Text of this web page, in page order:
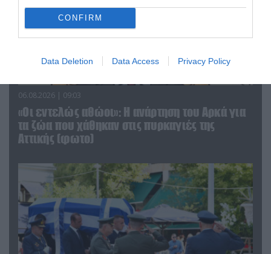
CONFIRM
Data Deletion Data Access Privacy Policy
06.08.2026 | 09:03
«Οι εντελώς αθώοι»: Η ανάρτηση του Αρκά για
τα ζώα που χάθηκαν στις πυρκαγιές της
Αττικής (φωτο)